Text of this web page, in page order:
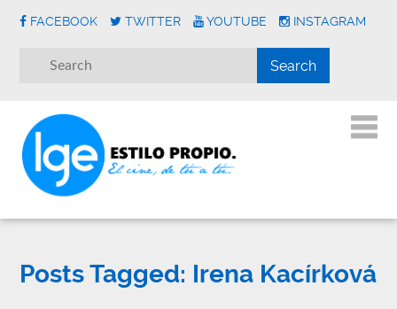
FACEBOOK TWITTER YOUTUBE INSTAGRAM
Posts Tagged: Irena Kacírková